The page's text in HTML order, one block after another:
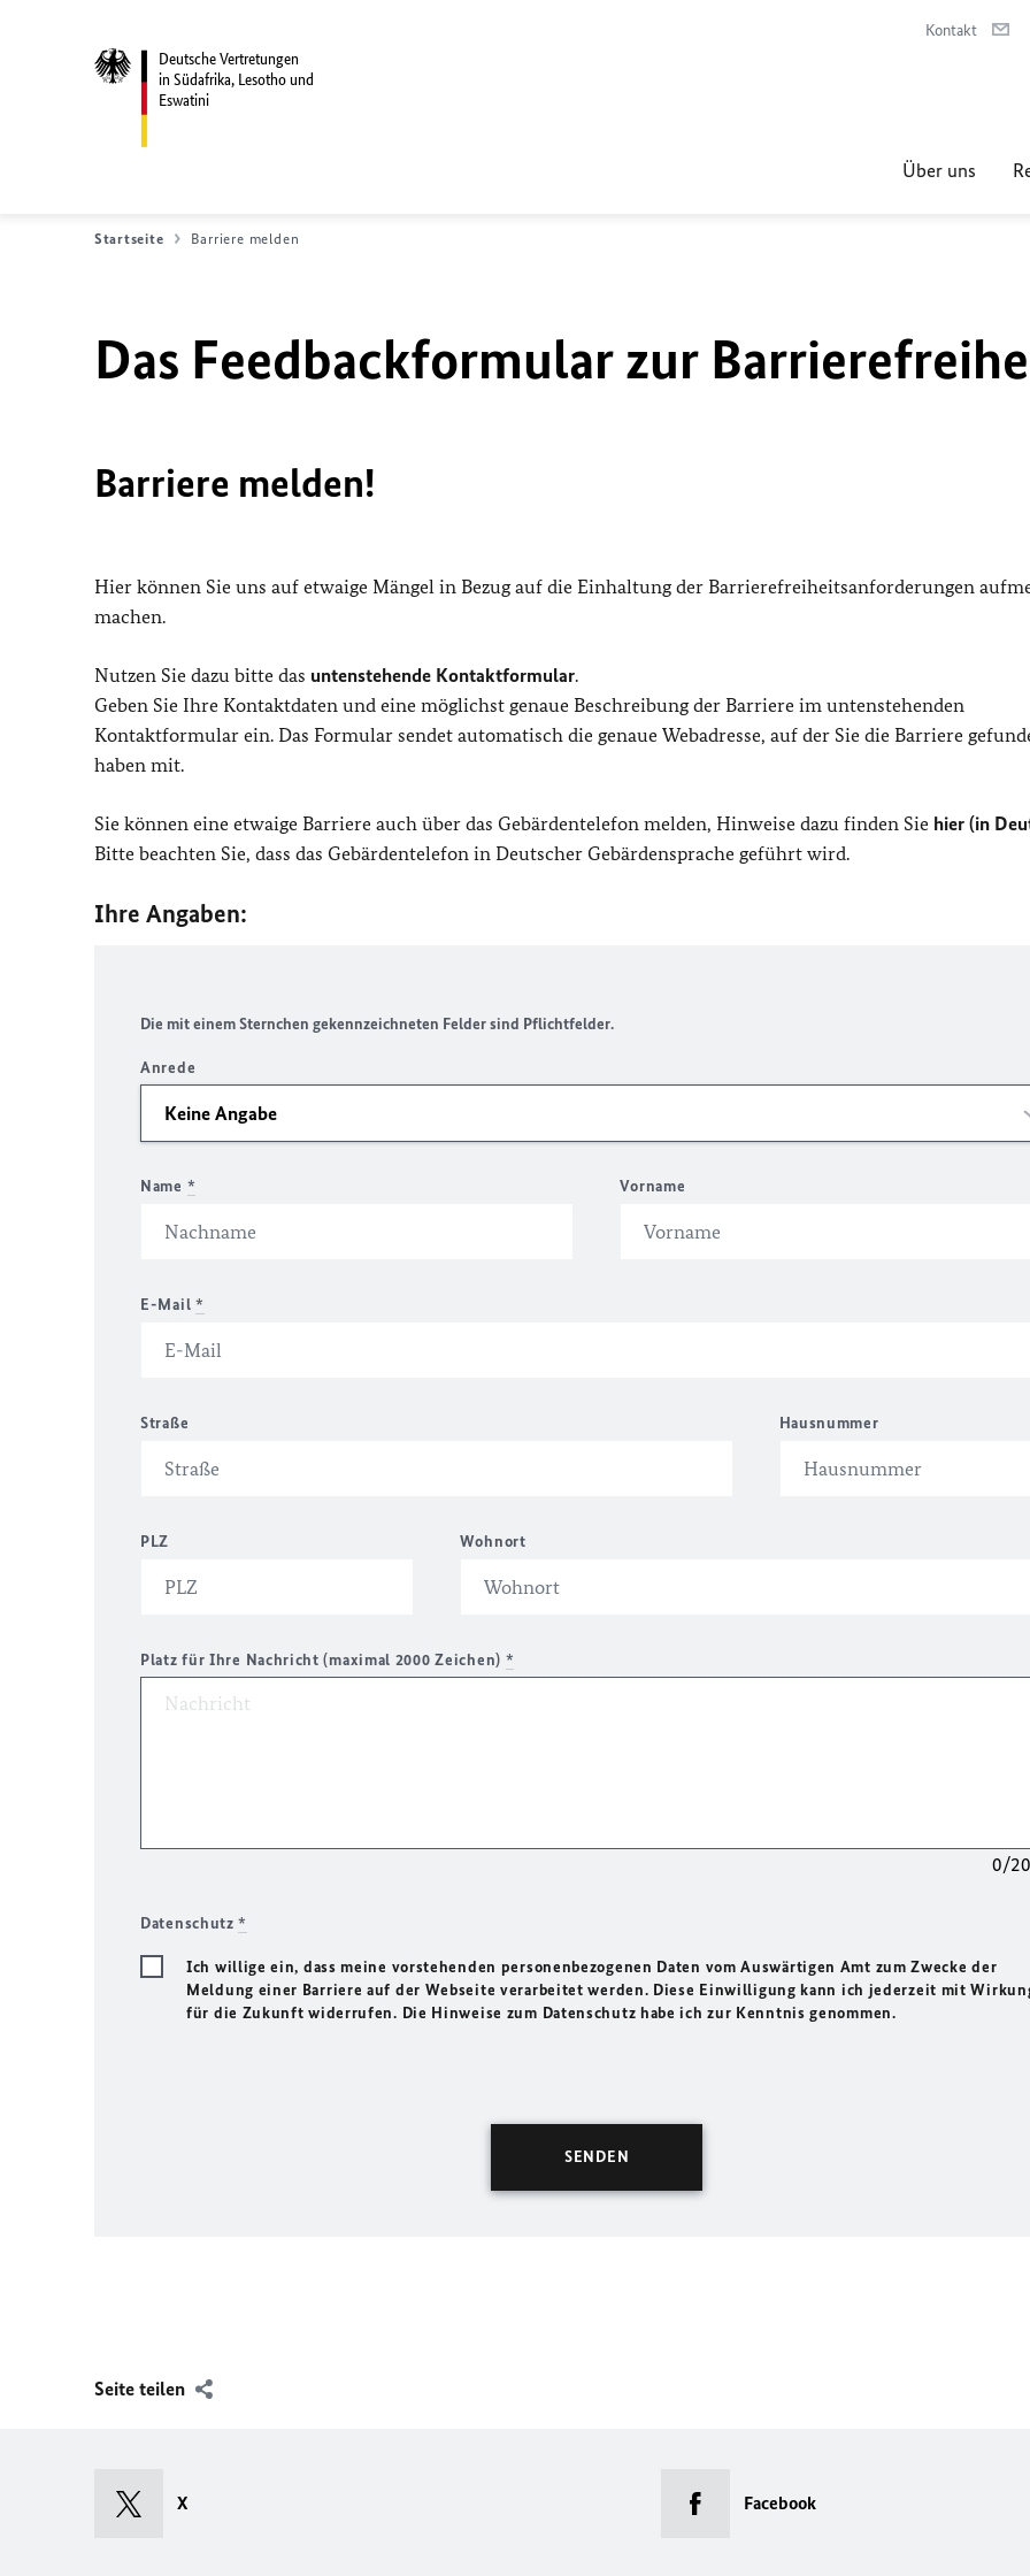
Deutsche Vertretungen
in Südafrika, Lesotho und
Eswatini
Kontakt
Über uns
Startseite Barriere melden
Das Feedbackformular zur
Barriere melden!
Hier können Sie uns auf etwaige Mängel in Bezug auf die Einhaltung der Barrierefreiheitsanforderungen
machen.
Nutzen Sie dazu bitte das untenstehende Kontaktformular.
Geben Sie Ihre Kontaktdaten und eine möglichst genaue Beschreibung der Barriere im untenstehenden
Kontaktformular ein. Das Formular sendet automatisch die genaue Webadresse, auf der Sie die Barriere
haben mit.
Sie können eine etwaige Barriere auch über das Gebärdentelefon melden, Hinweise dazu finden Sie hier (in
Bitte beachten Sie, dass das Gebärdentelefon in Deutscher Gebärdensprache geführt wird.
Ihre Angaben:
Die mit einem Sternchen gekennzeichneten Felder sind Pflichtfelder.
Anrede
Name * Vorname
E-Mail *
Straße Hausnummer
PLZ Wohnort
Platz für Ihre Nachricht (maximal 2000 Zeichen) *
0/
Datenschutz*
Ich willige ein, dass meine vorstehenden personenbezogenen Daten vom Auswärtigen Amt zum Zwecke der
Meldung einer Barriere auf der Webseite verarbeitet werden. Diese Einwilligung kann ich jederzeit mit
für die Zukunft widerrufen. Die Hinweise zum Datenschutz habe ich zur Kenntnis genommen.
Seite teilen
X Facebook